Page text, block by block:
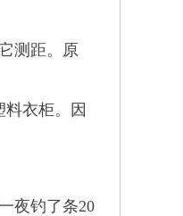
测距。原
衣柜。因
夜钓了条20